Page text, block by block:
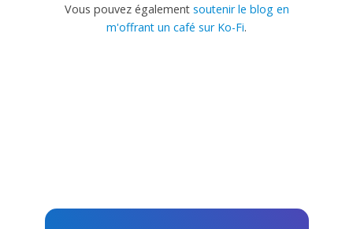
Vous pouvez également soutenir le blog en
m'offrant un café sur Ko-Fi.